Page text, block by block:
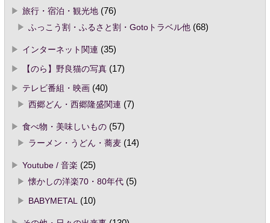
旅行・宿泊・観光地(76)
ふっこう割・ふるさと割・Gotoトラベル他(68)
インターネット関連 (35)
【のら】野良猫の写真(17)
テレビ番組・映画(40)
西郷どん・西郷隆盛関連 (7)
食べ物・美味しいもの(57)
ラーメン・うどん・蕎麦(14)
Youtube / 音楽 (25)
懐かしの洋楽70・80年代(5)
BABYMETAL
(10)